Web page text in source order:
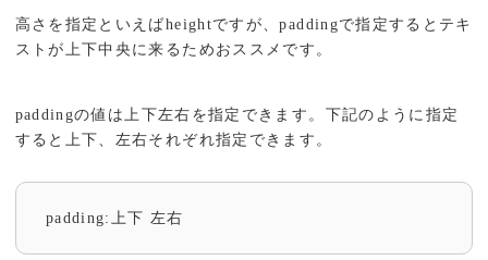
高さを指定といえばheightですが、paddingで指定するとテキ
ストが上下中央に来るためおススメです。
paddingの値は上下左右を指定できます。下記のように指定
すると上下、左右それぞれ指定できます。
padding:上下 左右